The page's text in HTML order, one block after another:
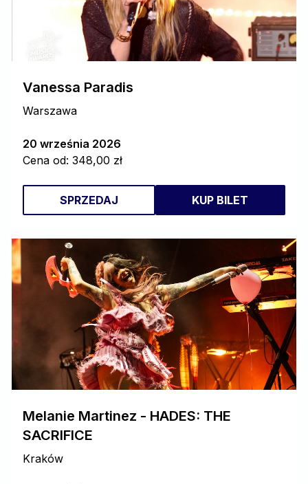
Vanessa Paradis
Warszawa
20 września 2026
Cena od: 348,00 zł
SPRZEDAJ KUP BILET
Melanie Martinez - HADES: THE
SACRIFICE
Kraków